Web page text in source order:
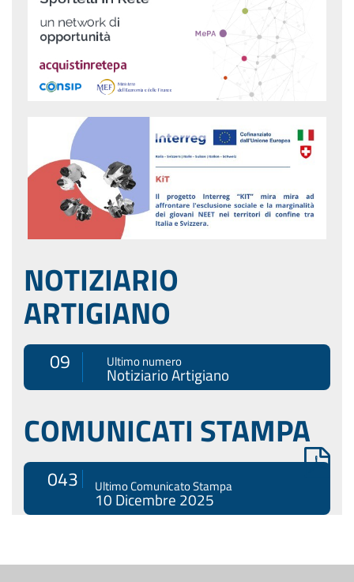
NOTIZIARIO
ARTIGIANO
09 Ultimo numero
Notiziario Artigiano
COMUNICATI STAMPA
043 Ultimo Comunicato Stampa
10 Dicembre 2025